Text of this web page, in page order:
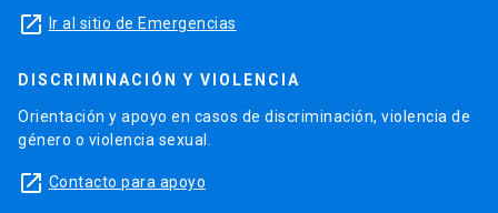
launch Ir al sitio de Emergencias
DISCRIMINACIÓN Y VIOLENCIA
Orientación y apoyo en casos de discriminación, violencia de
género o violencia sexual.
launch Contacto para apoyo